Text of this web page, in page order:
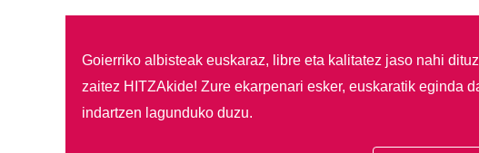
Goierriko albisteak euskaraz, libre eta kalitatez jaso nahi
zaitez HITZAkide! Zure ekarpenari esker, euskaratik eginda
indartzen lagunduko duzu.